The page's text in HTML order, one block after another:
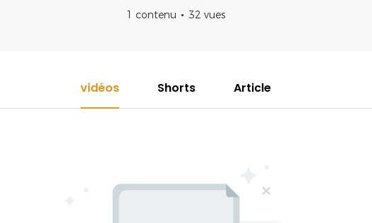
1 contenu 32 vues
vidéos Shorts Article